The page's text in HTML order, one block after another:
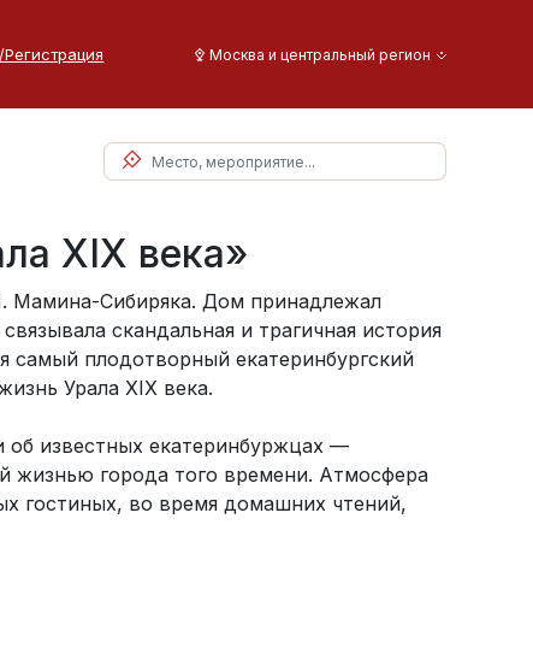
Москва и центральный регион
XIX века»
Мамина-Сибиряка. Дом принадлежал
скандальная и трагичная история
самый плодотворный екатеринбургский
Урала XIX века.
известных екатеринбуржцах —
жизнью города того времени. Атмосфера
гостиных, во время домашних чтений,